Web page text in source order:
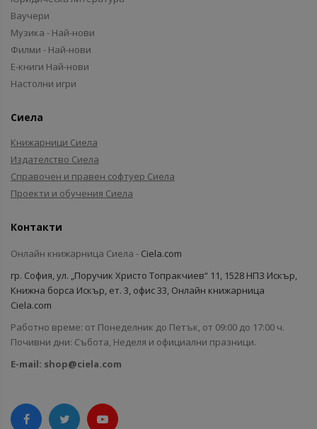
Ваучери
Музика - Най-нови
Филми - Най-нови
Е-книги Най-нови
Настолни игри
Сиела
Книжарници Сиела
Издателство Сиела
Справочен и правен софтуер Сиела
Проекти и обучения Сиела
Контакти
Онлайн книжарница Сиела - Ciela.com
гр. София, ул. „Поручик Христо Топракчиев“ 11, 1528 НПЗ Искър,
Книжна борса Искър, ет. 3, офис 33, Онлайн книжарница
Ciela.com
Работно време: от Понеделник до Петък, от 09:00 до 17:00 ч.
Почивни дни: Събота, Неделя и официални празници.
E-mail: shop@ciela.com